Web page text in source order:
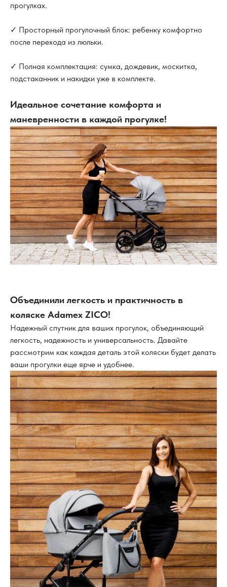
прогулках.
✓ Просторный прогулочный блок: ребенку комфортно
после перехода из люльки.
✓ Полная комплектация: сумка, дождевик, москитка,
подстаканник и накидки уже в комплекте.
Идеальное сочетание комфорта и
маневренности в каждой прогулке!
Объединили легкость и практичность в
коляске Adamex ZICO!
Надежный спутник для ваших прогулок, объединяющий
легкость, надежность и универсальность. Давайте
рассмотрим как каждая деталь этой коляски будет делать
ваши прогулки еще ярче и удобнее.